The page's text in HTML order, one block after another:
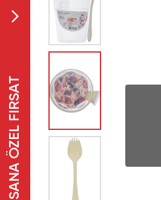
SANA ÖZEL FIRSAT